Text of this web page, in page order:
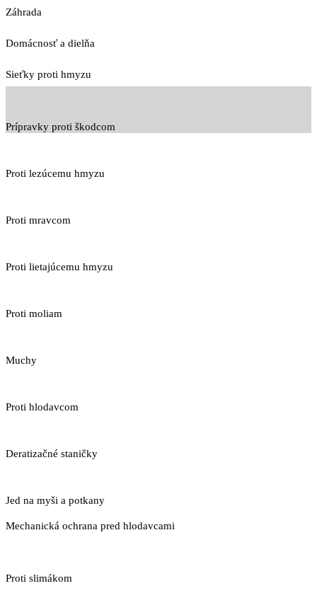
Záhrada
Domácnosť a dielňa
Sieťky proti hmyzu
Prípravky proti škodcom
Proti lezúcemu hmyzu
Proti mravcom
Proti lietajúcemu hmyzu
Proti moliam
Muchy
Proti hlodavcom
Deratizačné staničky
Jed na myši a potkany
Mechanická ochrana pred hlodavcami
Proti slimákom